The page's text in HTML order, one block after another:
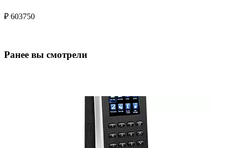
₽ 603750
Ранее вы смотрели